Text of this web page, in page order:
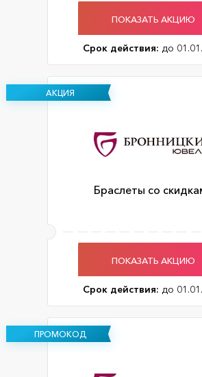
ПОКАЗАТЬ АКЦИЮ
Срок действия: до
АКЦИЯ
Браслеты со
ПОКАЗАТЬ АКЦИЮ
Срок действия: до
ПРОМОКОД